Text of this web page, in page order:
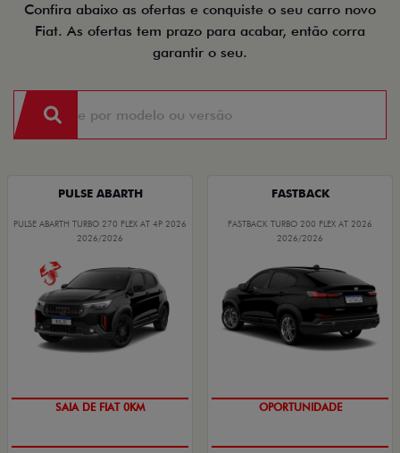
Confira abaixo as ofertas e conquiste o seu carro novo
Fiat. As ofertas tem prazo para acabar, então corra
garantir o seu.
PULSE ABARTH
PULSE ABARTH TURBO 270 FLEX AT 4P 2026
2026/2026
FASTBACK
FASTBACK TURBO 200 FLEX AT 2026
2026/2026
OPORTUNIDADE